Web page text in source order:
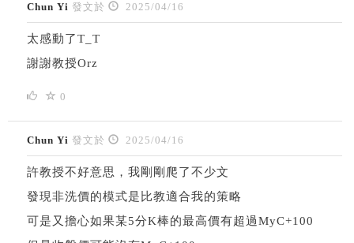
Chun Yi 發文於 2025/04/16
太感動了T_T
謝謝教授Orz
0
Chun Yi 發文於 2025/04/16
許教授不好意思，我剛剛爬了不少文
發現非洗價的模式是比教適合我的策略
可是又擔心如果某5分K棒的最高價有超過MyC+100